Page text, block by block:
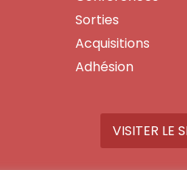
Sorties
Acquisitions
Adhésion
VISITER LE